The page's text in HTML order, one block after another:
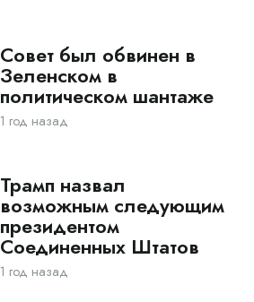
Совет был обвинен в
Зеленском в
политическом шантаже
1 год назад
Трамп назвал
возможным следующим
президентом
Соединенных Штатов
1 год назад